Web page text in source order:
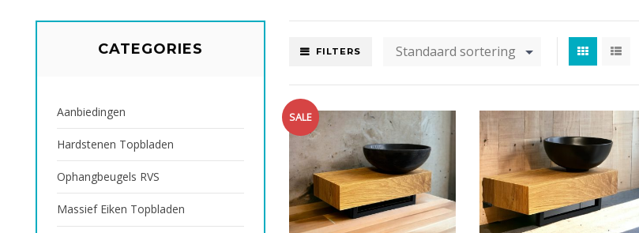
FILTERS Standaard sortering
SALE
CATEGORIES
Aanbiedingen
Hardstenen Topbladen
Ophangbeugels RVS
Massief Eiken Topbladen